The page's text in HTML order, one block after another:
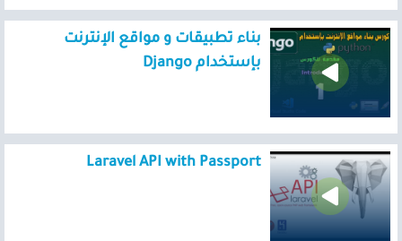
بناء تطبيقات و مواقع الإنترنت
بإستخدام Django
Laravel API with Passport